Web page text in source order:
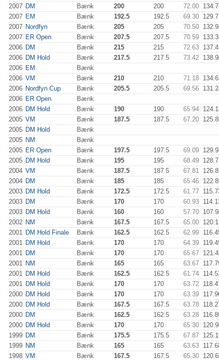
2007 DM Bænk 200 200 72.00
2007 EM Bænk 192.5 192.5 69.30
2007 Nordfyn Bænk 205 205 70.50
2007 ER Open Bænk 207.5 207.5 70.59
2006 DM Bænk 215 215 72.63
2006 DM Hold Bænk 217.5 217.5 73.42
2006 EM
Bænk
2006 VM Bænk 210 210 71.18
2006 Nordfyn Cup Bænk 205.5 205.5 69.56
2006 ER Open
Bænk
2006 DM Hold Bænk 190 190 65.94
2005 VM Bænk 187.5 187.5 67.20
2005 DM Hold
Bænk
2005 NM
Bænk
2005 ER Open Bænk 197.5 197.5 69.09
2005 DM Hold Bænk 195 195 68.49
2004 VM Bænk 187.5 187.5 67.81
2004 DM Bænk 185 185 65.46
2003 DM Hold Bænk 172.5 172.5 61.77
2003 DM Bænk 170 170 60.93
2003 DM Hold Bænk 160 160 57.70
2002 NM Bænk 167.5 167.5 65.00
2001 DM Hold Finale Bænk 162.5 162.5 62.99
2001 DM Hold Bænk 170 170 64.39
2001 DM Bænk 170 170 65.67
2001 NM Bænk 165 165 63.67
2001 DM Hold Bænk 162.5 162.5 61.74
2001 DM Hold Bænk 170 170 63.72
2000 DM Hold Bænk 170 170 63.39
2000 DM Hold Bænk 167.5 167.5 63.78
2000 DM Bænk 162.5 162.5 63.28
2000 DM Hold Bænk 170 170 65.30
1999 DM Bænk 175.5 175.5 67.87
1999 NM Bænk 165 165 63.63
1998 VM Bænk 167.5 167.5 65.30